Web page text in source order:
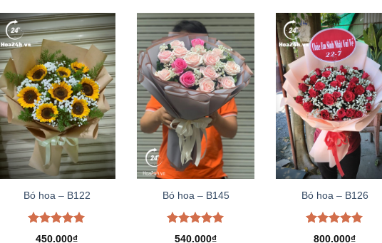
Bó hoa – B122
Được xếp
450.000₫
Bó hoa – B145
Được xếp
540.000₫
Bó hoa – B126
Được xếp
800.000₫